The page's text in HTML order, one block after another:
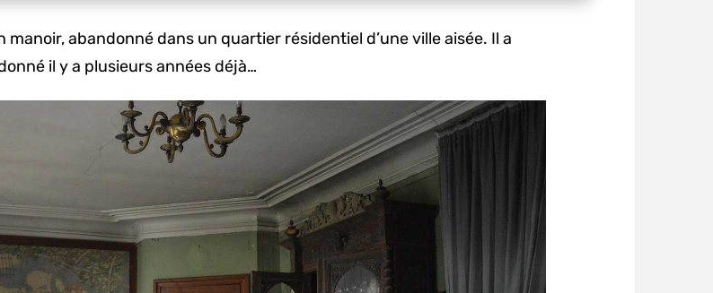
abandonné dans un quartier résidentiel d’une ville aisée. Il a
il y a plusieurs années déjà…